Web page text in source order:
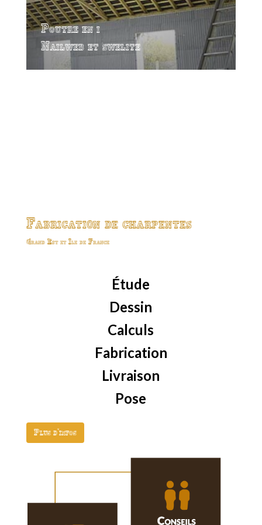
Poutre en i
Nailweb et swelite
Fabrication de charpentes
Grand Est et Ile de France
Étude
Dessin
Calculs
Fabrication
Livraison
Pose
Plus d'infos